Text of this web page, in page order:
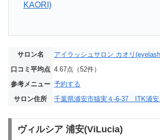
KAORI)
サロン名
アイラッシュサロン カオリ
口コミ平均点 4.67点（52件）
参考メニュー 予約する
サロン住所
千葉県浦安市猫実４-6-37 ITK浦安
ヴィルシア 浦安(ViLucia)